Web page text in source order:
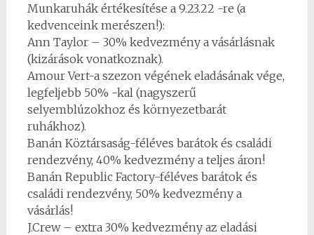
Munkaruhák értékesítése a 9.23.22 -re (a
kedvenceink merészen!):
Ann Taylor – 30% kedvezmény a vásárlásnak
(kizárások vonatkoznak).
Amour Vert-a szezon végének eladásának vége,
legfeljebb 50% -kal (nagyszerű
selyemblúzokhoz és környezetbarát
ruhákhoz).
Banán Köztársaság-féléves barátok és családi
rendezvény, 40% kedvezmény a teljes áron!
Banán Republic Factory-féléves barátok és
családi rendezvény, 50% kedvezmény a
vásárlás!
J.Crew – extra 30% kedvezmény az eladási